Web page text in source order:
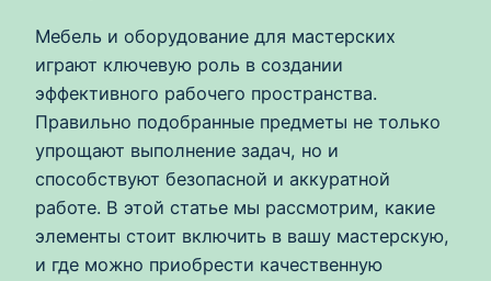
Мебель и оборудование для мастерских
играют ключевую роль в создании
эффективного рабочего пространства.
Правильно подобранные предметы не только
упрощают выполнение задач, но и
способствуют безопасной и аккуратной
работе. В этой статье мы рассмотрим, какие
элементы стоит включить в вашу мастерскую,
и где можно приобрести качественную